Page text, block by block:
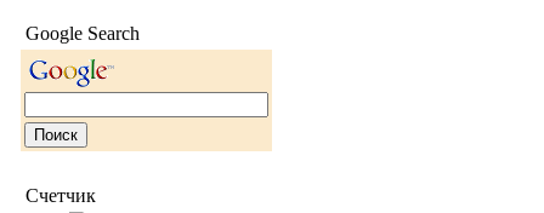
Google Search
Счетчик